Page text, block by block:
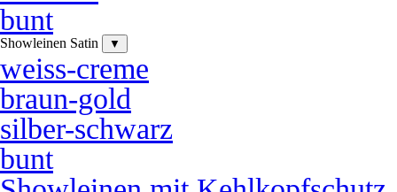
bunt
Showleinen Satin ▼
weiss-creme
braun-gold
silber-schwarz
bunt